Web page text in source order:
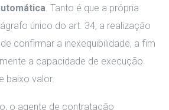
. Tanto é que a própria
único do art. 34, a realização
confirmar a inexequibilidade, a fim
a capacidade de execução
baixo valor.
o agente de contratação